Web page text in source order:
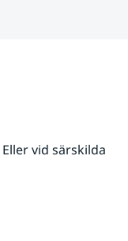
vid särskilda